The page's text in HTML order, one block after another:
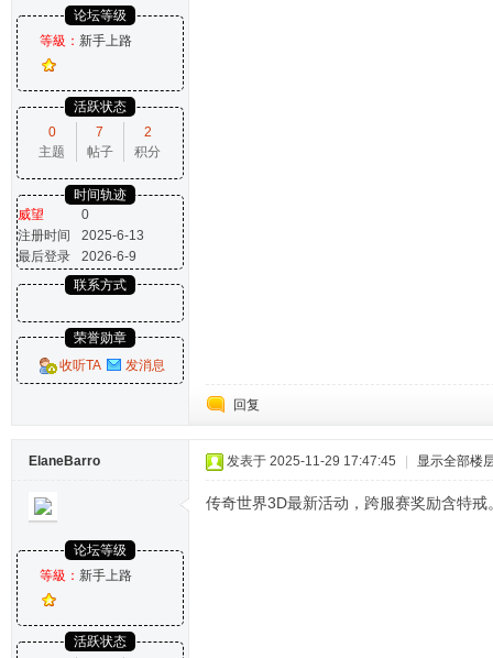
论坛等级
等級： 新手上路
活跃状态
0
主题
7
帖子
2
积分
时间轨迹
威望
0
注册时间
2025-6-13
最后登录
2026-6-9
联系方式
荣誉勋章
收听TA
发消息
回复
ElaneBarro
论坛等级
等級： 新手上路
活跃状态
发表于 2025-11-29 17:47:45 显示全部楼
传奇世界3D最新活动，跨服赛奖励含特戒